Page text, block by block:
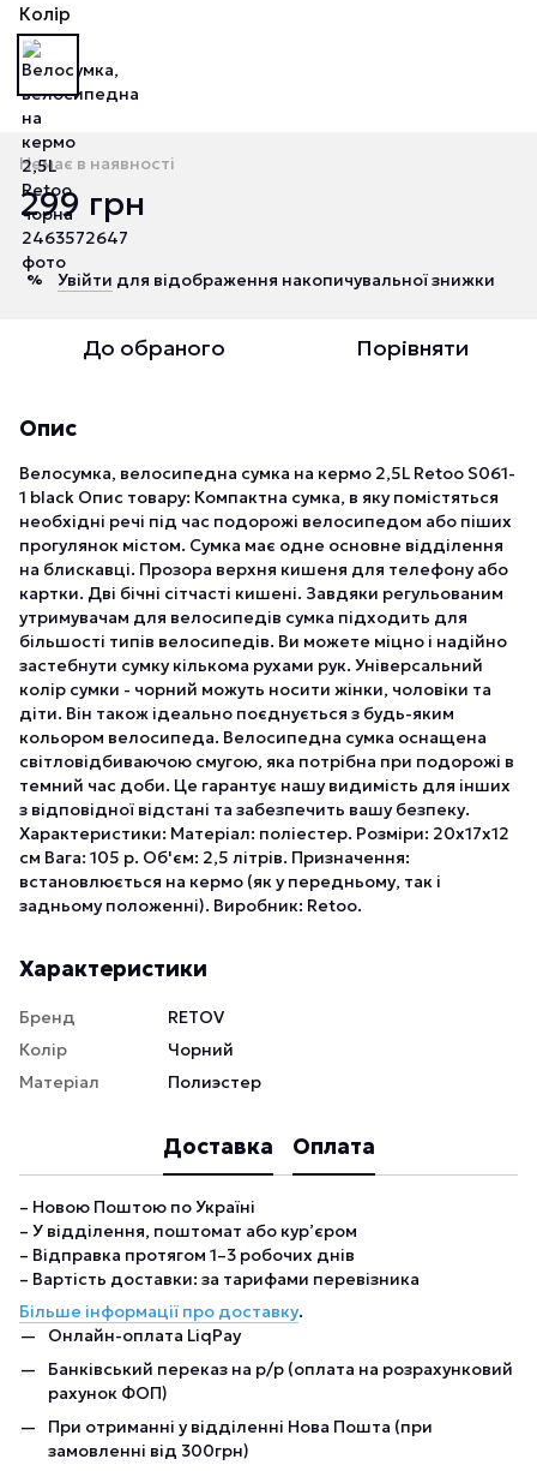
Колір
Немає в наявності
299 грн
% Увійти для відображення накопичувальної знижки
До обраного Порівняти
Опис
Велосумка, велосипедна сумка на кермо 2,5L Retoo S061-
1 black Опис товару: Компактна сумка, в яку помістяться
необхідні речі під час подорожі велосипедом або піших
прогулянок містом. Сумка має одне основне відділення
на блискавці. Прозора верхня кишеня для телефону або
картки. Дві бічні сітчасті кишені. Завдяки регульованим
утримувачам для велосипедів сумка підходить для
більшості типів велосипедів. Ви можете міцно і надійно
застебнути сумку кількома рухами рук. Універсальний
колір сумки - чорний можуть носити жінки, чоловіки та
діти. Він також ідеально поєднується з будь-яким
кольором велосипеда. Велосипедна сумка оснащена
світловідбиваючою смугою, яка потрібна при подорожі в
темний час доби. Це гарантує нашу видимість для інших
з відповідної відстані та забезпечить вашу безпеку.
Характеристики: Матеріал: поліестер. Розміри: 20x17x12
см Вага: 105 р. Об'єм: 2,5 літрів. Призначення:
встановлюється на кермо (як у передньому, так і
задньому положенні). Виробник: Retoo.
Характеристики
Бренд
RETOV
Колір
Чорний
Матеріал
Полиэстер
Доставка Оплата
– Новою Поштою по Україні
– У відділення, поштомат або кур’єром
– Відправка протягом 1–3 робочих днів
– Вартість доставки: за тарифами перевізника
Більше інформації про доставку.
Онлайн-оплата LiqPay
Банківський переказ на р/р (оплата на розрахунковий
рахунок ФОП)
При отриманні у відділенні Нова Пошта (при
замовленні від 300грн)